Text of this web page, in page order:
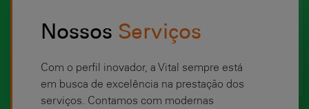
Nossos Serviços
Com o perfil inovador, a Vital sempre está
em busca de excelência na prestação dos
serviços. Contamos com modernas